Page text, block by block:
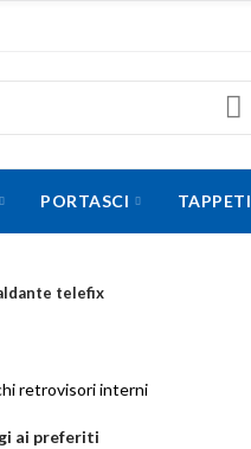
PORTASCI TAPPETI
telefix
retrovisori interni
ai preferiti